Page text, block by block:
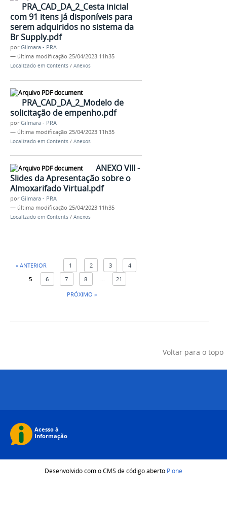
PRA_CAD_DA_2_Cesta inicial
com 91 itens já disponíveis para
serem adquiridos no sistema da
Br Supply.pdf
porGilmara - PRA
— última modificação 25/04/2023 11h35
Localizado em Contents / Anexos
PRA_CAD_DA_2_Modelo de
solicitação de empenho.pdf
porGilmara - PRA
— última modificação 25/04/2023 11h35
Localizado em Contents / Anexos
ANEXO VIII -
Slides da Apresentação sobre o
Almoxarifado Virtual.pdf
porGilmara - PRA
— última modificação 25/04/2023 11h35
Localizado em Contents / Anexos
« ANTERIOR 1 2 3
4
5
6 7 8 ...
21
PRÓXIMO »
Voltar para o topo
Desenvolvido com o CMS de código aberto Plone